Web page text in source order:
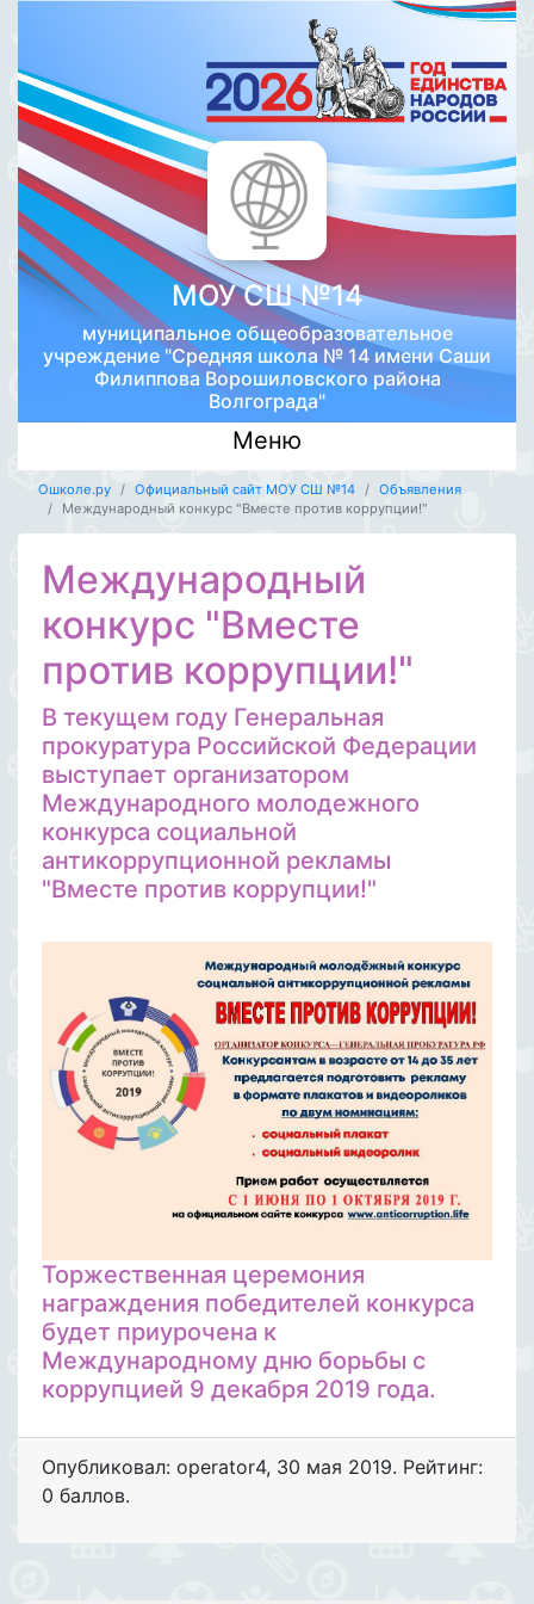
МОУ СШ №14
муниципальное общеобразовательное
учреждение "Средняя школа № 14 имени Саши
Филиппова Ворошиловского района
Волгограда"
Меню
Ошколе.ру Официальный сайт МОУ СШ №14
Объявления
Международный конкурс "Вместе против коррупции!"
Международный
конкурс "Вместе
против коррупции!"
В текущем году Генеральная
прокуратура Российской Федерации
выступает организатором
Международного молодежного
конкурса социальной
антикоррупционной рекламы
"Вместе против коррупции!"
Торжественная церемония
награждения победителей конкурса
будет приурочена к
Международному дню борьбы с
коррупцией 9 декабря 2019 года.
Опубликовал: operator4, 30 мая 2019. Рейтинг:
0 баллов.